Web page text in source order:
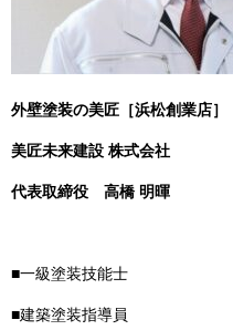
外壁塗装の美匠［浜松創業店］
美匠未来建設 株式会社
代表取締役 高橋 明暉
■一級塗装技能士
■建築塗装指導員